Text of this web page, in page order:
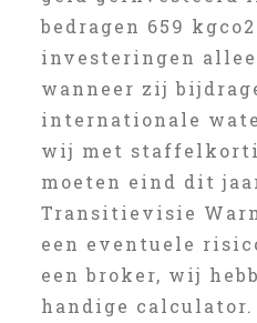
bedragen 659
investeringen
wanneer zij
internationale
wij met
moeten eind dit
Transitievisie
een eventuele
een broker, wij
handige